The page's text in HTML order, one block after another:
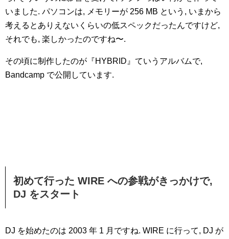
いました. パソコンは, メモリーが 256 MB という, いまから
考えるとありえないくらいの低スペックだったんですけど,
それでも, 楽しかったのですね〜.
その頃に制作したのが『HYBRID』ていうアルバムで,
Bandcamp で公開しています.
初めて行った WIRE への参戦がきっかけで,
DJ をスタート
DJ を始めたのは 2003 年 1 月ですね. WIRE に行って, DJ が